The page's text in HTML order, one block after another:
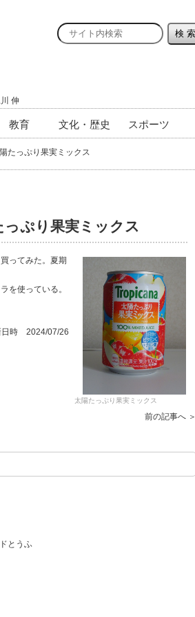
伸
教育 文化・歴史 スポーツ
たっぷり果実ミックス
ぷり果実ミックス
太陽たっぷり果実ミックス
ってみた。夏期
を使っている。
日時 2024/07/26
前の記事へ ＞
とうふ